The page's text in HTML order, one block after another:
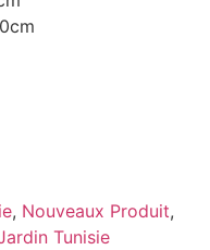
, Nouveaux Produit,
Tunisie